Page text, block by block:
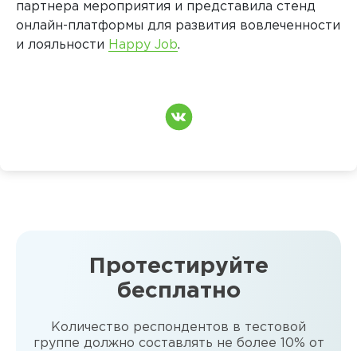
партнера мероприятия и представила стенд
онлайн-платформы для развития вовлеченности
и лояльности Happy Job.
Протестируйте
бесплатно
Количество респондентов в тестовой
группе должно составлять не более 10% от